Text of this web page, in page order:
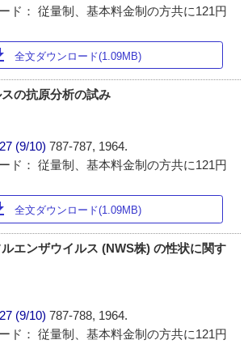
ド： 従量制、基本料金制の方共に121円
全文ダウンロード(1.09MB)
の抗原分析の試み
27 (9/10)787-787, 1964.
ド： 従量制、基本料金制の方共に121円
全文ダウンロード(1.09MB)
エンザウイルス (NWS株) の性状に関す
27 (9/10)787-788, 1964.
ド： 従量制、基本料金制の方共に121円